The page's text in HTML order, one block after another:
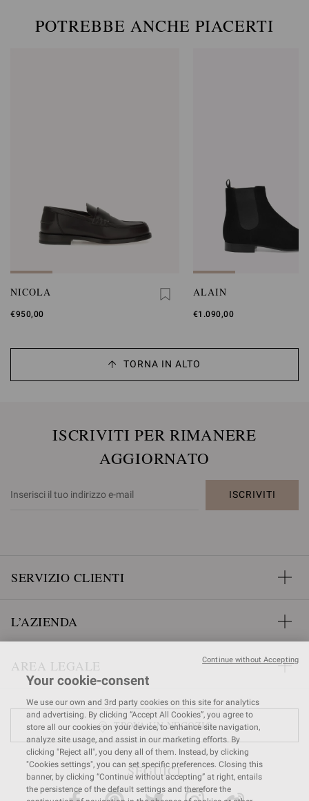
POTREBBE ANCHE PIACERTI
NICOLA
€950,00
ALAIN
€1.090,00
TORNA IN ALTO
ISCRIVITI PER RIMANERE
AGGIORNATO
ISCRIVITI
SERVIZIO CLIENTI
L’AZIENDA
AREA LEGALE
TROVA UN NEGOZIO
SEGUICI
Your cookie-consent
We use our own and 3rd party cookies on this site for analytics
and advertising. By clicking “Accept All Cookies”, you agree to
store all our cookies on your device, to enhance site navigation,
analyze site usage, and assist in our marketing efforts. By
clicking "Reject all", you deny all of them. Instead, by clicking
"Cookies settings", you can set specific preferences. Closing this
banner, by clicking “Continue without accepting” at right, entails
the persistence of the default settings and therefore the
Continue without Accepting